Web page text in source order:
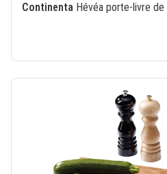
Continenta Hévéa porte-livre